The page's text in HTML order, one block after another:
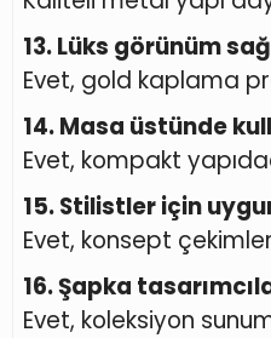
13. Lüks görünüm
Evet, gold kaplama
14. Masa üstünde
Evet, kompakt
15. Stilistler için
Evet, konsept
16. Şapka
Evet, koleksiyon